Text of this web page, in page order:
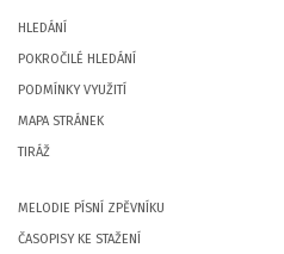
HLEDÁNÍ
POKROČILÉ HLEDÁNÍ
PODMÍNKY VYUŽITÍ
MAPA STRÁNEK
TIRÁŽ
MELODIE PÍSNÍ ZPĚVNÍKU
ČASOPISY KE STAŽENÍ